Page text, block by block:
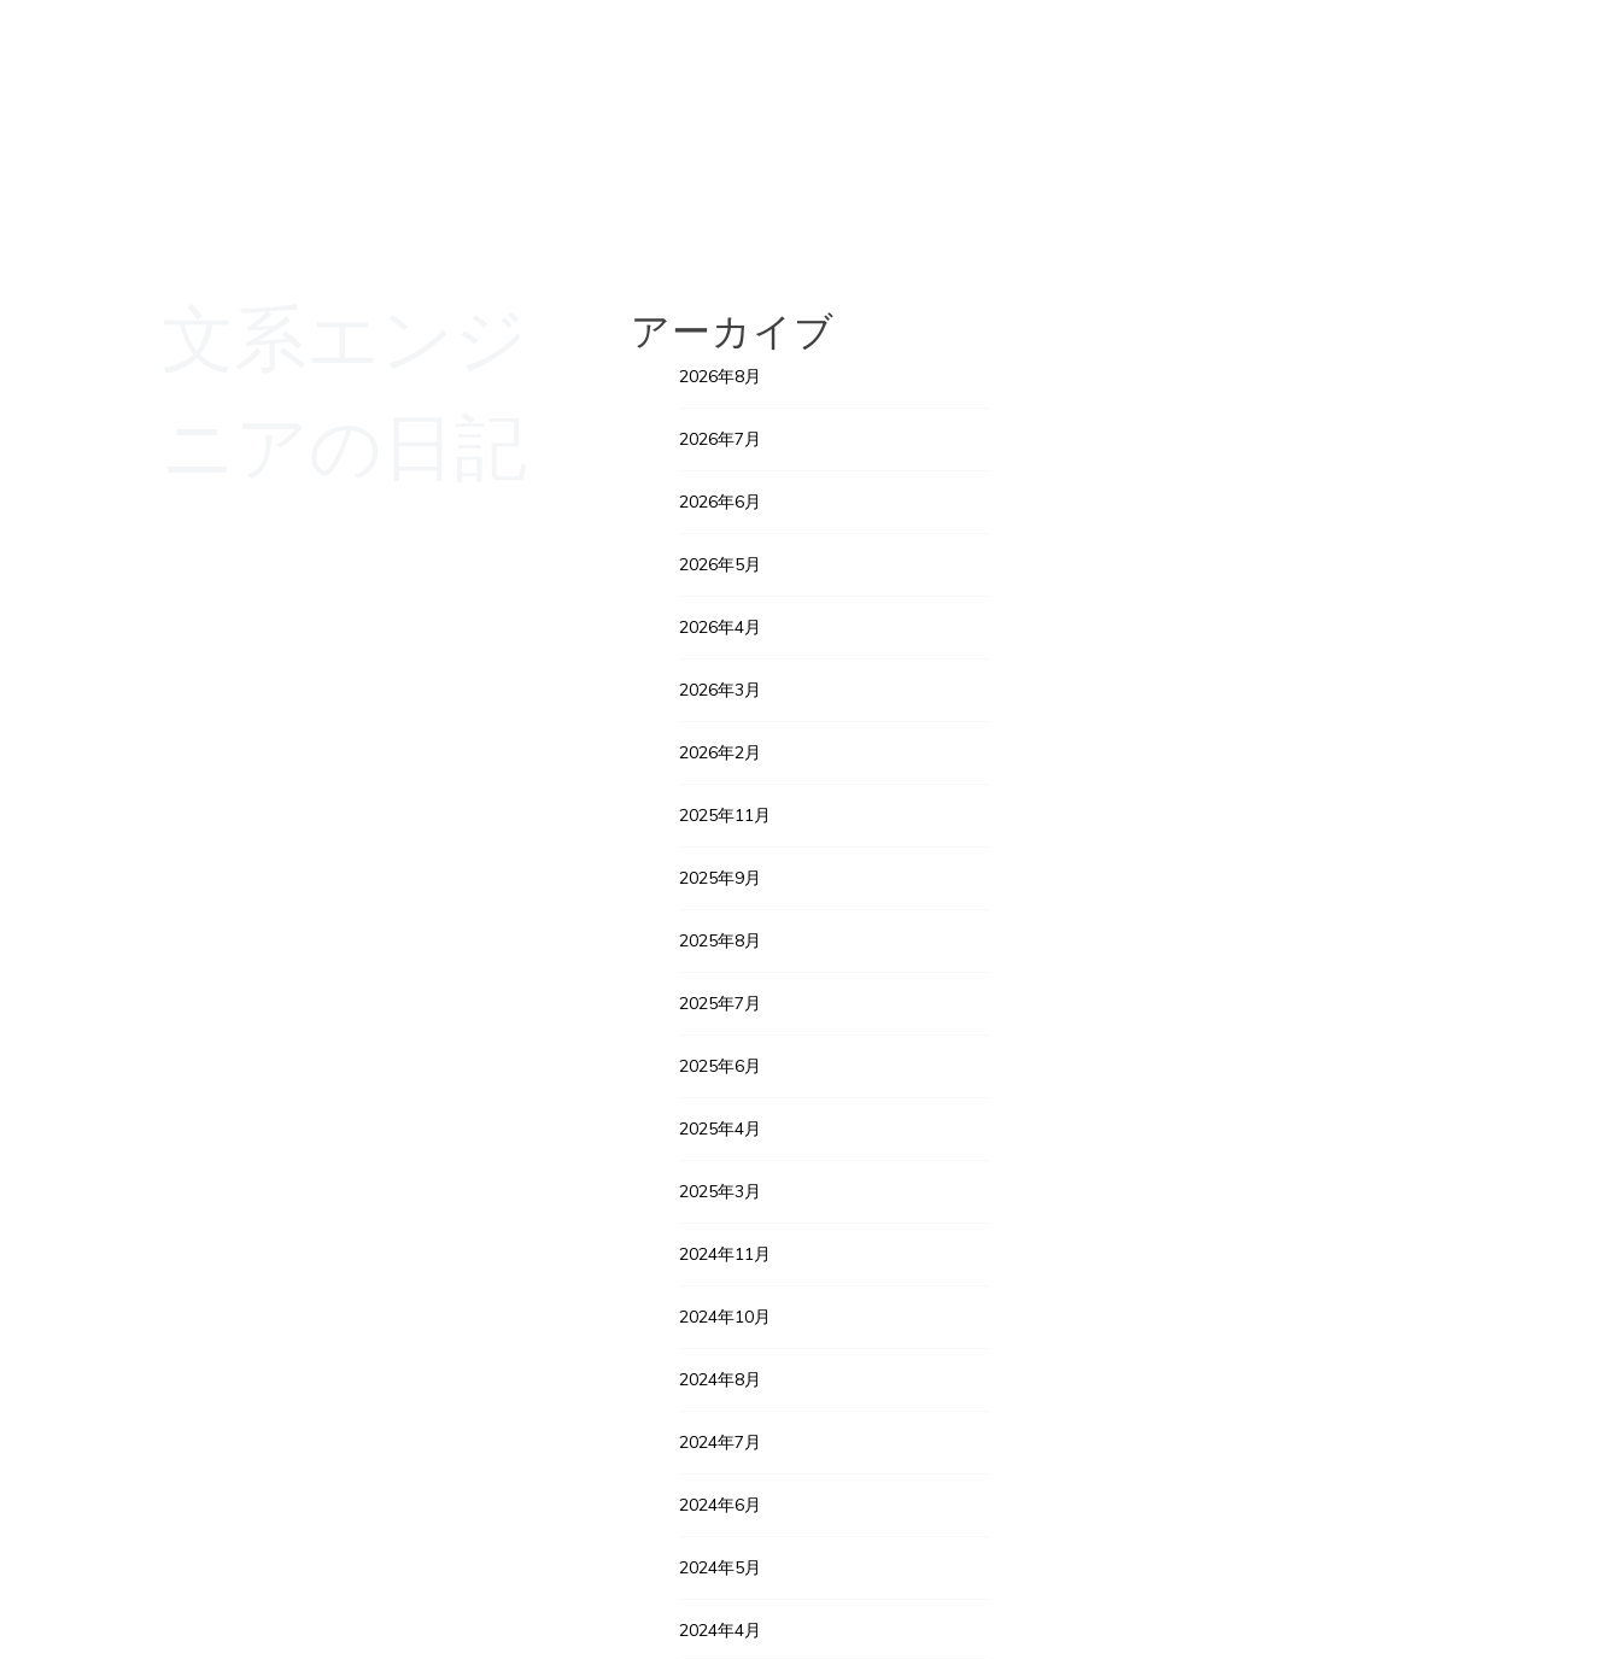
アーカイブ
2026年8月
2026年7月
2026年6月
2026年5月
2026年4月
2026年3月
2026年2月
2025年11月
2025年9月
2025年8月
2025年7月
2025年6月
2025年4月
2025年3月
2024年11月
2024年10月
2024年8月
2024年7月
2024年6月
2024年5月
2024年4月